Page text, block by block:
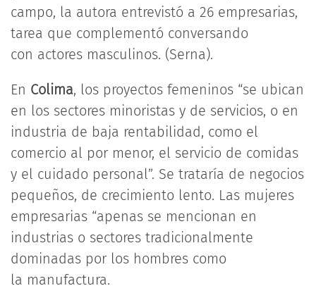
campo, la autora entrevistó a 26 empresarias,
tarea que complementó conversando
con actores masculinos. (Serna).
En Colima, los proyectos femeninos “se ubican
en los sectores minoristas y de servicios, o en
industria de baja rentabilidad, como el
comercio al por menor, el servicio de comidas
y el cuidado personal”. Se trataría de negocios
pequeños, de crecimiento lento. Las mujeres
empresarias “apenas se mencionan en
industrias o sectores tradicionalmente
dominadas por los hombres como
la manufactura.